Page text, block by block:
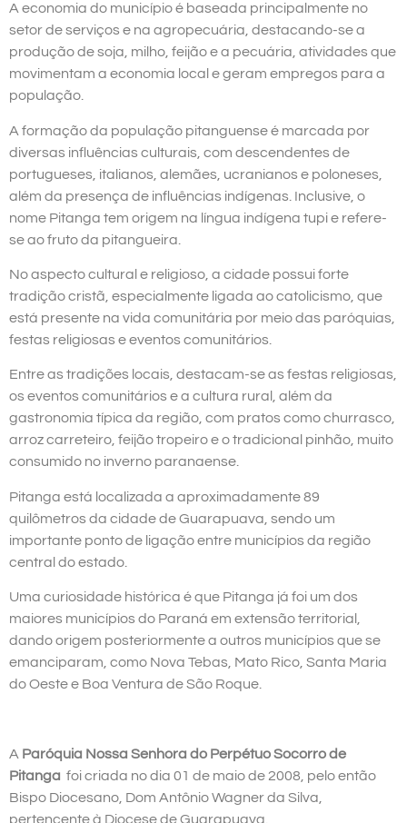
A economia do município é baseada principalmente no
setor de serviços e na agropecuária, destacando-se a
produção de soja, milho, feijão e a pecuária, atividades que
movimentam a economia local e geram empregos para a
população.
A formação da população pitanguense é marcada por
diversas influências culturais, com descendentes de
portugueses, italianos, alemães, ucranianos e poloneses,
além da presença de influências indígenas. Inclusive, o
nome Pitanga tem origem na língua indígena tupi e refere-
se ao fruto da pitangueira.
No aspecto cultural e religioso, a cidade possui forte
tradição cristã, especialmente ligada ao catolicismo, que
está presente na vida comunitária por meio das paróquias,
festas religiosas e eventos comunitários.
Entre as tradições locais, destacam-se as festas religiosas,
os eventos comunitários e a cultura rural, além da
gastronomia típica da região, com pratos como churrasco,
arroz carreteiro, feijão tropeiro e o tradicional pinhão, muito
consumido no inverno paranaense.
Pitanga está localizada a aproximadamente 89
quilômetros da cidade de Guarapuava, sendo um
importante ponto de ligação entre municípios da região
central do estado.
Uma curiosidade histórica é que Pitanga já foi um dos
maiores municípios do Paraná em extensão territorial,
dando origem posteriormente a outros municípios que se
emanciparam, como Nova Tebas, Mato Rico, Santa Maria
do Oeste e Boa Ventura de São Roque.
A Paróquia Nossa Senhora do Perpétuo Socorro de
Pitanga foi criada no dia 01 de maio de 2008, pelo então
Bispo Diocesano, Dom Antônio Wagner da Silva,
pertencente à Diocese de Guarapuava.